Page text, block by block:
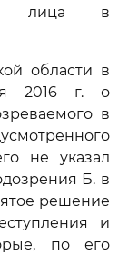
лица в
области в
2016 г. о
в
не указал
Б. в
решение
и
по его